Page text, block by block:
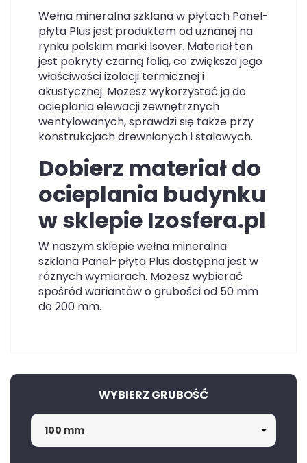
Wełna mineralna szklana w płytach Panel-
płyta Plus jest produktem od uznanej na
rynku polskim marki Isover. Materiał ten
jest pokryty czarną folią, co zwiększa jego
właściwości izolacji termicznej i
akustycznej. Możesz wykorzystać ją do
ocieplania elewacji zewnętrznych
wentylowanych, sprawdzi się także przy
konstrukcjach drewnianych i stalowych.
Dobierz materiał do
ocieplania budynku
w sklepie Izosfera.pl
W naszym sklepie wełna mineralna
szklana Panel-płyta Plus dostępna jest w
różnych wymiarach. Możesz wybierać
spośród wariantów o grubości od 50 mm
do 200 mm.
WYBIERZ GRUBOŚĆ